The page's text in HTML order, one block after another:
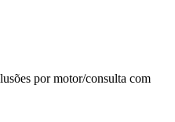
por motor/consulta com